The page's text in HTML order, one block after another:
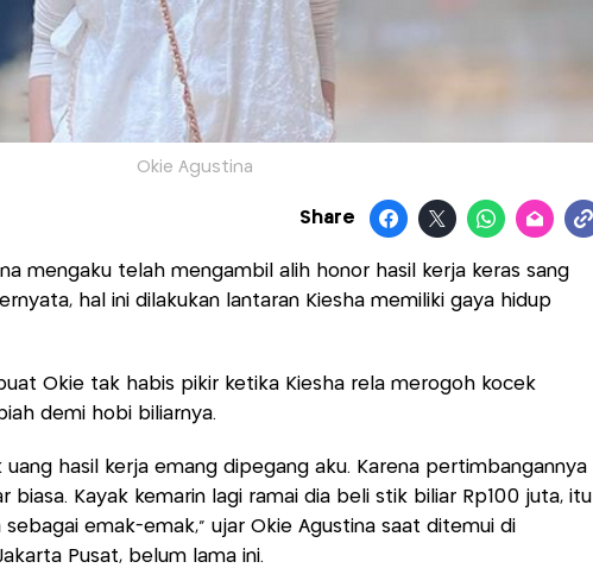
Okie Agustina
Share
mengaku telah mengambil alih honor hasil kerja keras sang
hal ini dilakukan lantaran Kiesha memiliki gaya hidup
Okie tak habis pikir ketika Kiesha rela merogoh kocek
demi hobi biliarnya.
uang hasil kerja emang dipegang aku. Karena pertimbangannya
biasa. Kayak kemarin lagi ramai dia beli stik biliar Rp100 juta, itu
sebagai emak-emak," ujar Okie Agustina saat ditemui di
Pusat, belum lama ini.